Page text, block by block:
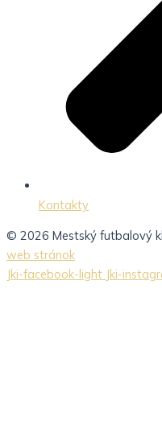
Kontakty
© 2026 Mestský futbalový
web stránok
Jki-facebook-light Jki-